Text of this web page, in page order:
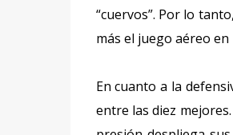
“cuervos”. Por lo
más el juego aéreo
En cuanto a la
entre las diez